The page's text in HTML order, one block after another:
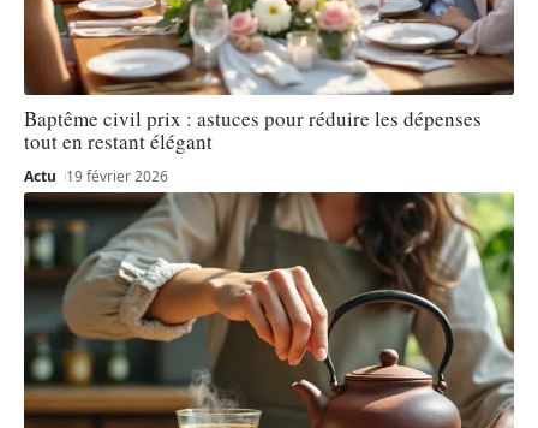
Baptême civil prix : astuces pour réduire les dépenses
tout en restant élégant
Actu 19 février 2026